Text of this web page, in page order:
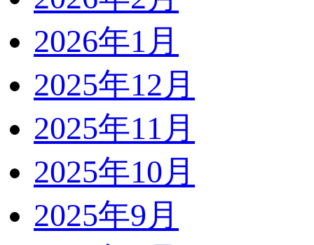
2026年1月
2025年12月
2025年11月
2025年10月
2025年9月